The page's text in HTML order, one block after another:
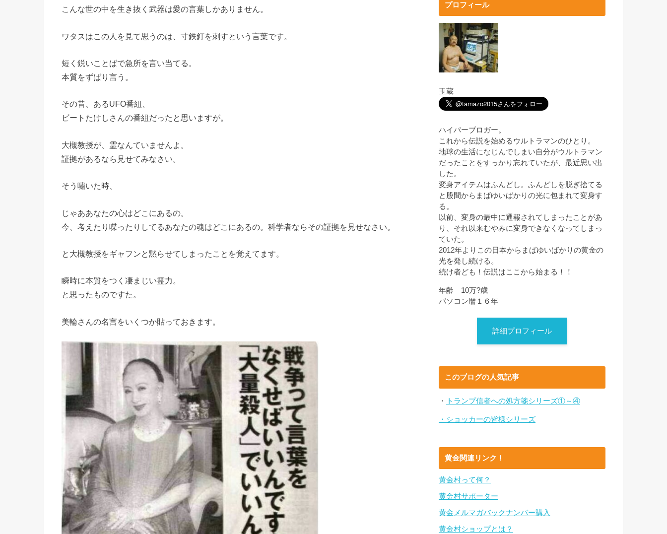
こんな世の中を生き抜く武器は愛の言葉しかありません。
ワタスはこの人を見て思うのは、寸鉄釘を刺すという言葉です。
短く鋭いことばで急所を言い当てる。
本質をずばり言う。
その昔、あるUFO番組、
ビートたけしさんの番組だったと思いますが。
大槻教授が、霊なんていませんよ。
証拠があるなら見せてみなさい。
そう嘯いた時、
じゃああなたの心はどこにあるの。
今、考えたり喋ったりしてるあなたの魂はどこにあるの。科学者ならその証拠を見せなさい。
と大槻教授をギャフンと黙らせてしまったことを覚えてます。
瞬時に本質をつく凄まじい霊力。
と思ったものですた。
美輪さんの名言をいくつか貼っておきます。
プロフィール
玉蔵
ハイパーブロガー。
これから伝説を始めるウルトラマンのひとり。
地球の生活になじんでしまい自分がウルトラマン
だったことをすっかり忘れていたが、最近思い出
した。
変身アイテムはふんどし。ふんどしを脱ぎ捨てる
と股間からまばゆいばかりの光に包まれて変身す
る。
以前、変身の最中に通報されてしまったことがあ
り、それ以来むやみに変身できなくなってしまっ
ていた。
2012年よりこの日本からまばゆいばかりの黄金の
光を発し続ける。
続け者ども！伝説はここから始まる！！
年齢 10万?歳
パソコン暦１６年
詳細プロフィール
このブログの人気記事
・ トランプ信者への処方箋シリーズ①～④
・ショッカーの皆様シリーズ
黄金関連リンク！
黄金村って何？
黄金村サポーター
黄金メルマガバックナンバー購入
黄金村ショップとは？